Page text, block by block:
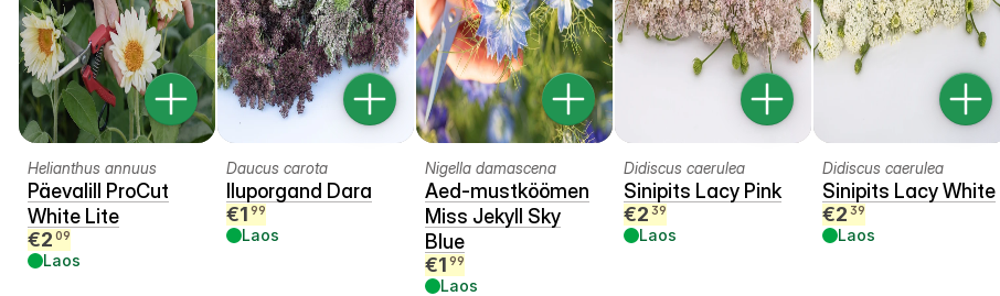
Helianthus annuus
Päevalill ProCut
White Lite
€2 09
Laos
Daucus carota
Iluporgand Dara
€1 99
Laos
Nigella damascena
Aed-mustköömen
Miss Jekyll Sky
Blue
€1 99
Laos
Didiscus caerulea
Sinipits Lacy Pink
€2 39
Laos
Didiscus caerulea
Sinipits Lacy White
€2 39
Laos